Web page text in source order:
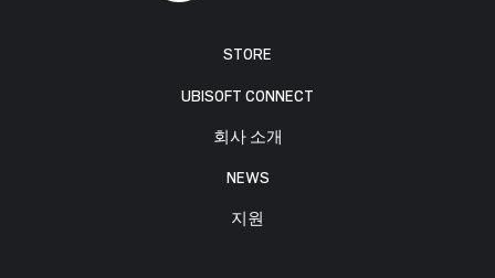
STORE
UBISOFT CONNECT
회사 소개
NEWS
지원